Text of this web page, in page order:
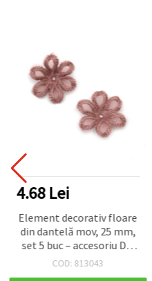
4.68 Lei
Element decorativ floare
din dantelă mov, 25 mm,
set 5 buc – accesoriu DIY
pentru craft, handmade și
COD: 813043